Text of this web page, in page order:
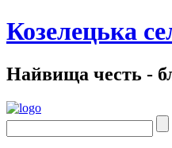
Козелецька
Найвища честь -